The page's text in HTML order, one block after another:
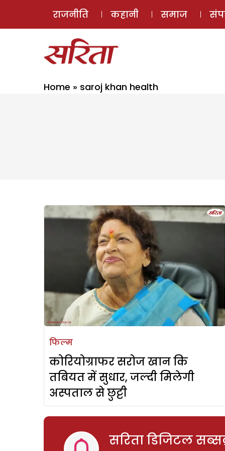
राजनीति कहानी समाज
Home » saroj khan health
फिल्म
कोरियोग्राफर सरोज खान कि
तबियत में सुधार, जल्दी मिलेगी
अस्पताल से छुट्टी
सरिता डिजिटल